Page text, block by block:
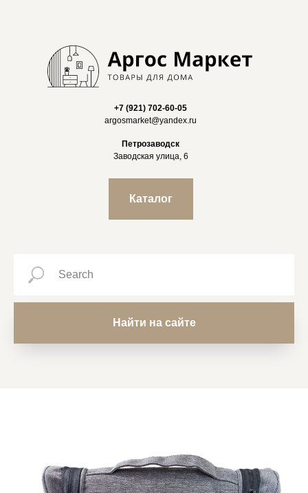
+7 (921) 702-60-05
argosmarket@yandex.ru
Петрозаводск
Заводская улица, 6
Каталог
Найти на сайте